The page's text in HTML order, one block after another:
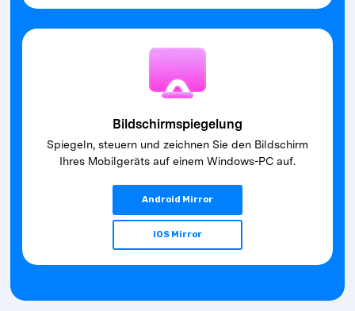
Bildschirmspiegelung
Spiegeln, steuern und zeichnen Sie den Bildschirm
Ihres Mobilgeräts auf einem Windows-PC auf.
Android Mirror
IOS Mirror